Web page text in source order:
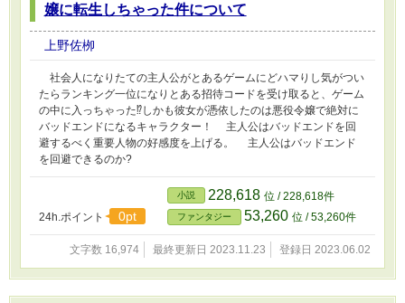
嬢に転生しちゃった件について
上野佐栁
社会人になりたての主人公がとあるゲームにどハマりし気がつい
たらランキング一位になりとある招待コードを受け取ると、ゲーム
の中に入っちゃった⁉︎しかも彼女が憑依したのは悪役令嬢で絶対に
バッドエンドになるキャラクター！ 主人公はバッドエンドを回
避するべく重要人物の好感度を上げる。 主人公はバッドエンド
を回避できるのか?
24h.ポイント 0pt
小説 228,618 位 / 228,618件
ファンタジー 53,260 位 / 53,260件
文字数 16,974 最終更新日 2023.11.23 登録日 2023.06.02